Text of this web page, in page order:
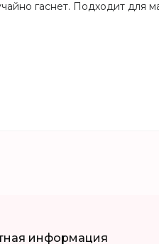
гаснет. Подходит для